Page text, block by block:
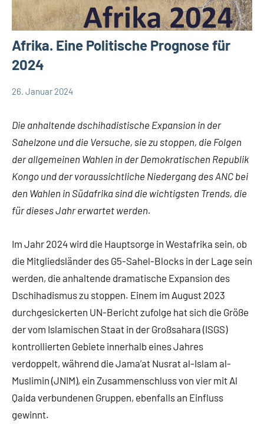
Afrika. Eine Politische Prognose für
2024
26. Januar 2024
Die anhaltende dschihadistische Expansion in der
Sahelzone und die Versuche, sie zu stoppen, die Folgen
der allgemeinen Wahlen in der Demokratischen Republik
Kongo und der voraussichtliche Niedergang des ANC bei
den Wahlen in Südafrika sind die wichtigsten Trends, die
für dieses Jahr erwartet werden.
Im Jahr 2024 wird die Hauptsorge in Westafrika sein, ob
die Mitgliedsländer des G5-Sahel-Blocks in der Lage sein
werden, die anhaltende dramatische Expansion des
Dschihadismus zu stoppen. Einem im August 2023
durchgesickerten UN-Bericht zufolge hat sich die Größe
der vom Islamischen Staat in der Großsahara (ISGS)
kontrollierten Gebiete innerhalb eines Jahres
verdoppelt, während die Jama’at Nusrat al-Islam al-
Muslimin (JNIM), ein Zusammenschluss von vier mit Al
Qaida verbundenen Gruppen, ebenfalls an Einfluss
gewinnt.